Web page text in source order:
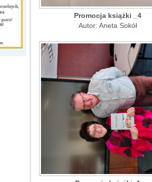
Promocja książki _4
Autor: Aneta Sokół